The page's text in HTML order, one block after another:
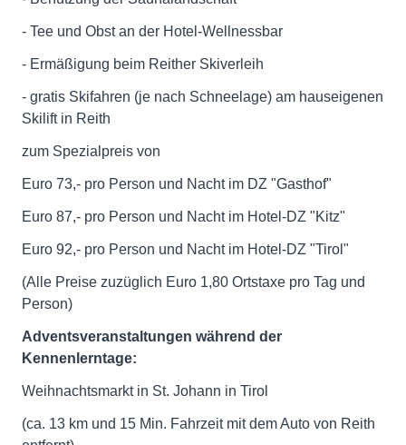
- Tee und Obst an der Hotel-Wellnessbar
- Ermäßigung beim Reither Skiverleih
- gratis Skifahren (je nach Schneelage) am hauseigenen
Skilift in Reith
zum Spezialpreis von
Euro 73,- pro Person und Nacht im DZ "Gasthof"
Euro 87,- pro Person und Nacht im Hotel-DZ "Kitz"
Euro 92,- pro Person und Nacht im Hotel-DZ "Tirol"
(Alle Preise zuzüglich Euro 1,80 Ortstaxe pro Tag und
Person)
Adventsveranstaltungen während der
Kennenlerntage:
Weihnachtsmarkt in St. Johann in Tirol
(ca. 13 km und 15 Min. Fahrzeit mit dem Auto von Reith